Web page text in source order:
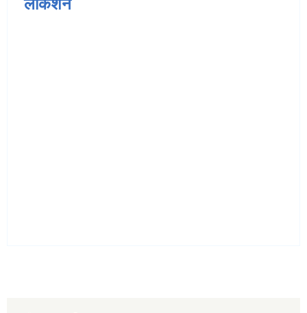
लोकेशन